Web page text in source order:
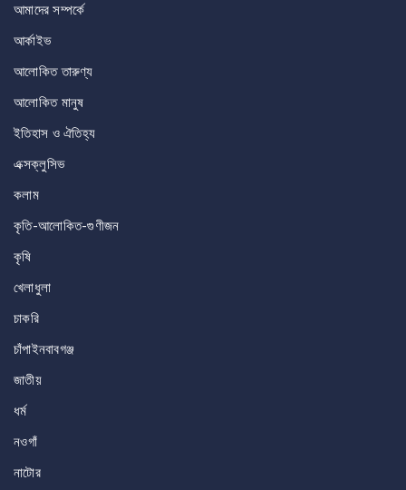
আমাদের সম্পর্কে
আর্কাইভ
আলোকিত তারুণ্য
আলোকিত মানুষ
ইতিহাস ও ঐতিহ্য
এক্সক্লুসিভ
কলাম
কৃতি-আলোকিত-গুণীজন
কৃষি
খেলাধুলা
চাকরি
চাঁপাইনবাবগঞ্জ
জাতীয়
ধর্ম
নওগাঁ
নাটোর